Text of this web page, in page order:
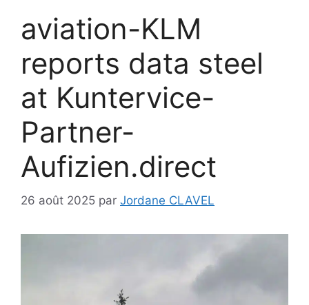
aviation-KLM
reports data steel
at Kuntervice-
Partner-
Aufizien.direct
26 août 2025 par Jordane CLAVEL